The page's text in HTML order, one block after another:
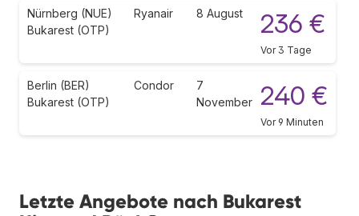
Nürnberg (NUE)
Bukarest (OTP)
Ryanair 8 August 236 €
Vor 3 Tage
Berlin (BER)
Bukarest (OTP)
Condor
7
November
240 €
Vor 9 Minuten
Letzte Angebote nach Bukarest